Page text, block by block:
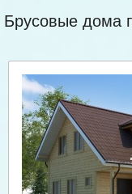
Брусовые дома